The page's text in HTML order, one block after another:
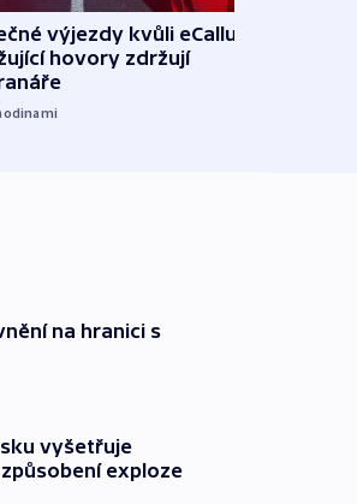
výjezdy kvůli eCallu a
hovory zdržují
na hranici s
vyšetřuje
exploze